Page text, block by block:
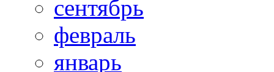
сентябрь
февраль
январь